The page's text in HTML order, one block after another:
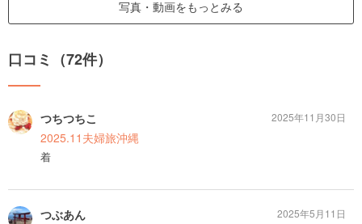
写真・動画をもっとみる
口コミ（72件）
つちつちこ
2025.11夫婦旅沖縄
着
2025年11月30日
つぶあん
2025年5月11日